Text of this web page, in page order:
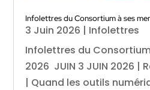
Infolettres du Consortium à ses
3 Juin 2026 | Infolettres
Infolettres du
2026 JUIN 3 JUIN 2026 |
| Quand les outils